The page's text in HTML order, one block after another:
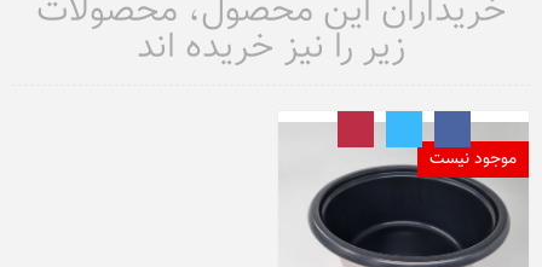
خریداران این محصول، محصولات
زیر را نیز خریده اند
موجود نیست